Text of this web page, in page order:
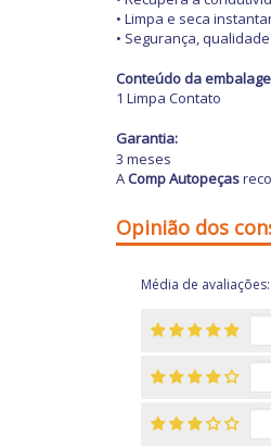
• Limpa e seca
• Segurança,
Conteúdo da
1 Limpa Contato
Garantia:
3 meses
AComp Autopeças
Opinião dos
Média de avaliações: